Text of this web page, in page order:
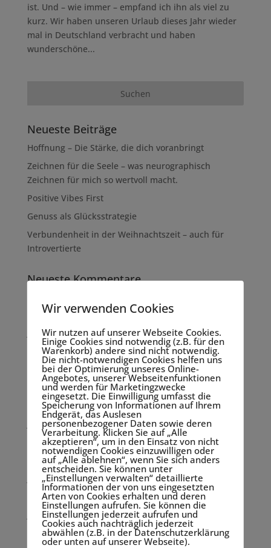
ist. Und – wie immer – empfand ich ihn als viel zu
kurz. Wir haben unseren Urlaub dieses Jahr wieder
mal in Deutschland verbracht und haben
wunderschöne...
Neueste Beiträge
Hoffnung – Die Stärke, die dich voranbringt
Zeichnen für die Seele – was neurographisch
Zeichnen für mich so wertvoll macht.
Positive Vibes First
Genuss als Glücksstrategie
Verbundenheit in der Weihnachtszeit – auch für
Introvertierte
Neueste Kommentare
Archiv
Januar 2025
Oktober 2024
April 2024
März 2024
Dezember 2023
Juni 2023
Mai 2023
Februar 2023
Januar 2023
September 2022
Juni 2022
Mai 2022
Wir verwenden Cookies
Wir nutzen auf unserer Webseite Cookies.
Einige Cookies sind notwendig (z.B. für den
Warenkorb) andere sind nicht notwendig.
Die nicht-notwendigen Cookies helfen uns
bei der Optimierung unseres Online-
Angebotes, unserer Webseitenfunktionen
und werden für Marketingzwecke
eingesetzt. Die Einwilligung umfasst die
Speicherung von Informationen auf Ihrem
Endgerät, das Auslesen
personenbezogener Daten sowie deren
Verarbeitung. Klicken Sie auf „Alle
akzeptieren“, um in den Einsatz von nicht
notwendigen Cookies einzuwilligen oder
auf „Alle ablehnen“, wenn Sie sich anders
entscheiden. Sie können unter
„Einstellungen verwalten“ detaillierte
Informationen der von uns eingesetzten
Arten von Cookies erhalten und deren
Einstellungen aufrufen. Sie können die
Einstellungen jederzeit aufrufen und
Cookies auch nachträglich jederzeit
abwählen (z.B. in der Datenschutzerklärung
oder unten auf unserer Webseite).